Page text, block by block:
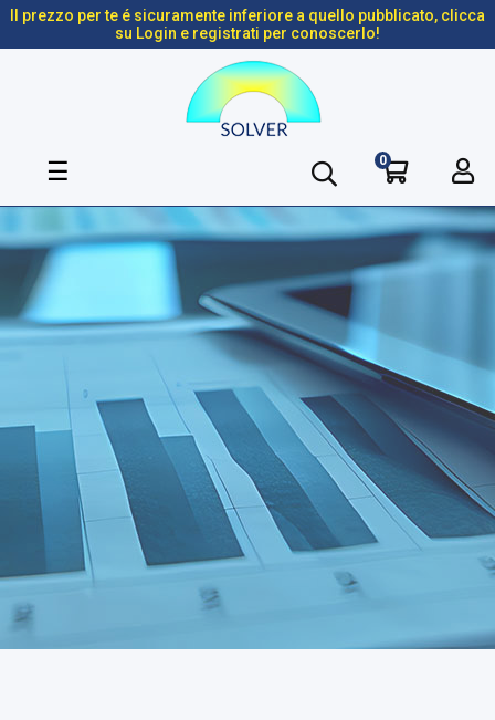
Il prezzo per te é sicuramente inferiore a quello pubblicato, clicca
su Login e registrati per conoscerlo!
navigazione
☰ 0